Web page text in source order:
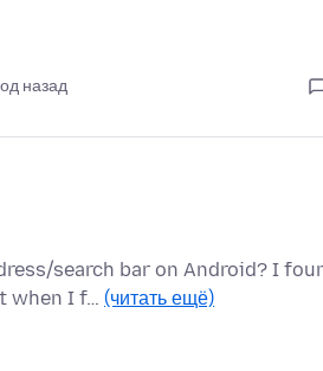
назад
search bar on Android? I
when I f… (читать ещё)